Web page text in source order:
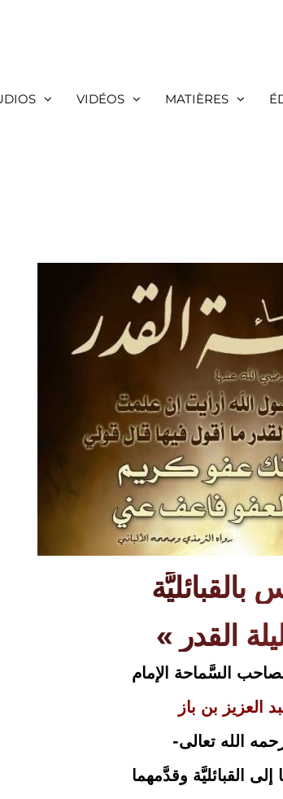
VIDÉOS MATIÈRES
بالقبائليَّة
السَّماحة الإمام
العزيز بن باز
القبائليَّة وقدَّمهما